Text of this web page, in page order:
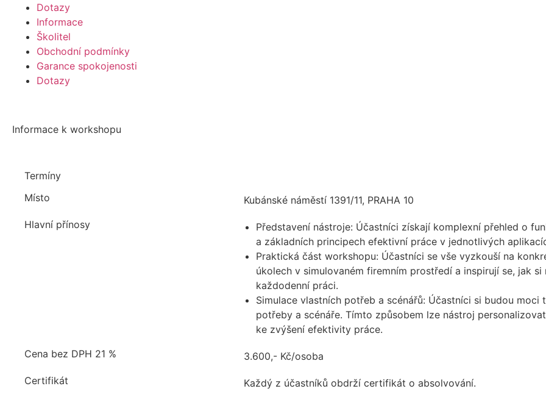
Dotazy
Informace
Školitel
Obchodní podmínky
Garance spokojenosti
Dotazy
Informace k workshopu
Termíny
Místo
Kubánské náměstí 1391/11, PRAHA 10
Hlavní přínosy
Představení nástroje: Účastníci získají komplexní přehled o
a základních principech efektivní práce v jednotlivých
Praktická část workshopu: Účastníci se vše vyzkouší na
úkolech v simulovaném firemním prostředí a inspirují se, jak si
každodenní práci.
Simulace vlastních potřeb a scénářů: Účastníci si budou moci
potřeby a scénáře. Tímto způsobem lze nástroj
ke zvýšení efektivity práce.
Cena bez DPH 21 %
3.600,- Kč/osoba
Certifikát
Každý z účastníků obdrží certifikát o absolvování.